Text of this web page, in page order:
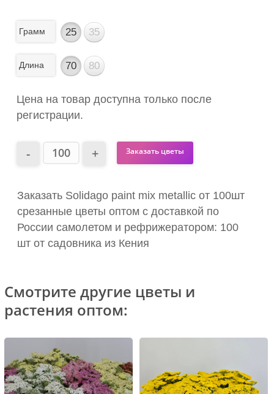
Грамм 25 35
Длина 70 80
Цена на товар доступна только после
регистрации.
Заказать цветы
Заказать Solidago paint mix metallic от 100шт
срезанные цветы оптом с доставкой по
России самолетом и рефрижератором: 100
шт от садовника из Кения
Смотрите другие цветы и
растения оптом: